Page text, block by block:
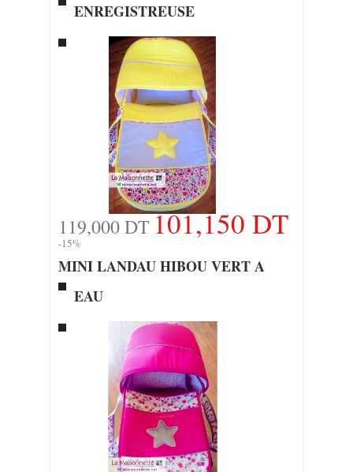
ENREGISTREUSE
119,000 DT101,150 DT
-15%
MINI LANDAU HIBOU VERT A
EAU